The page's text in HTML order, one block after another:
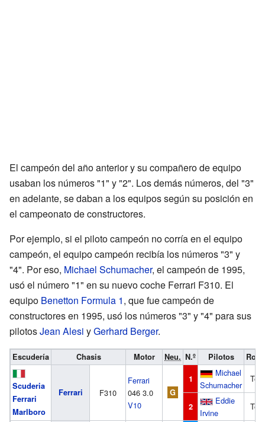
El campeón del año anterior y su compañero de equipo
usaban los números "1" y "2". Los demás números, del "3"
en adelante, se daban a los equipos según su posición en
el campeonato de constructores.
Por ejemplo, si el piloto campeón no corría en el equipo
campeón, el equipo campeón recibía los números "3" y
"4". Por eso, Michael Schumacher, el campeón de 1995,
usó el número "1" en su nuevo coche Ferrari F310. El
equipo Benetton Formula 1, que fue campeón de
constructores en 1995, usó los números "3" y "4" para sus
pilotosJean Alesi yGerhard Berger.
Escudería Chasis Motor Neu. N.º Pilotos
Scuderia
Ferrari
Marlboro
Ferrari F310
Ferrari
046 3.0
V10
G
1
Michael
Schumacher
2
Eddie
Irvine